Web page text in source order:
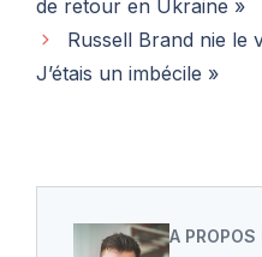
de retour en Ukraine »
Russell Brand nie le
J’étais un imbécile »
A PROPOS